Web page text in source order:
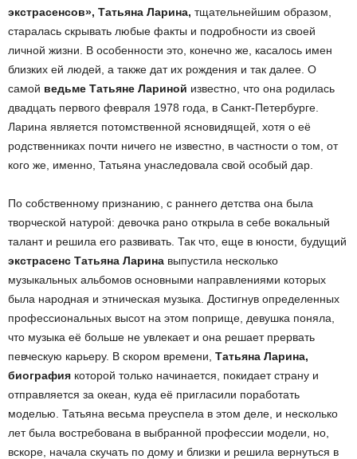
экстрасенсов», Татьяна Ларина, тщательнейшим образом,
старалась скрывать любые факты и подробности из своей
личной жизни. В особенности это, конечно же, касалось имен
близких ей людей, а также дат их рождения и так далее. О
самой ведьме Татьяне Лариной известно, что она родилась
двадцать первого февраля 1978 года, в Санкт-Петербурге.
Ларина является потомственной ясновидящей, хотя о её
родственниках почти ничего не известно, в частности о том, от
кого же, именно, Татьяна унаследовала свой особый дар.
По собственному признанию, с раннего детства она была
творческой натурой: девочка рано открыла в себе вокальный
талант и решила его развивать. Так что, еще в юности, будущий
экстрасенс Татьяна Ларина выпустила несколько
музыкальных альбомов основными направлениями которых
была народная и этническая музыка. Достигнув определенных
профессиональных высот на этом поприще, девушка поняла,
что музыка её больше не увлекает и она решает прервать
певческую карьеру. В скором времени, Татьяна Ларина,
биография которой только начинается, покидает страну и
отправляется за океан, куда её пригласили поработать
моделью. Татьяна весьма преуспела в этом деле, и несколько
лет была востребована в выбранной профессии модели, но,
вскоре, начала скучать по дому и близки и решила вернуться в